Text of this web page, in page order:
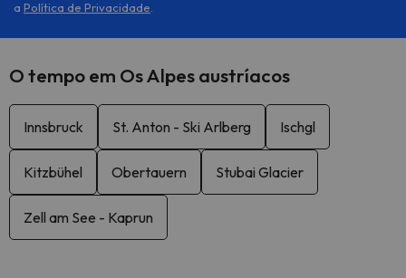
a Política de Privacidade
O tempo em Os Alpes austríacos
Innsbruck St. Anton - Ski Arlberg Ischgl
Kitzbühel Obertauern Stubai Glacier
Zell am See - Kaprun